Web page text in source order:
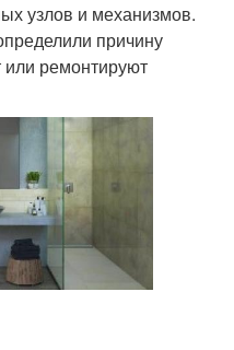
узлов и механизмов.
причину
или ремонтируют